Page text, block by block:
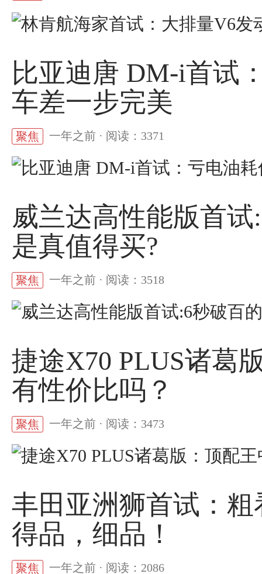
比亚迪唐 DM-i首试
车差一步完美
聚焦 一年之前 · 阅读：3371
威兰达高性能版首
是真值得买?
聚焦 一年之前 · 阅读：3518
捷途X70 PLUS诸葛
有性价比吗？
聚焦 一年之前 · 阅读：3473
丰田亚洲狮首试：
得品，细品！
聚焦 一年之前 · 阅读：2086